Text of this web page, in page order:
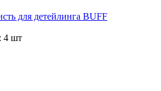
для детейлинга BUFF
4 шт